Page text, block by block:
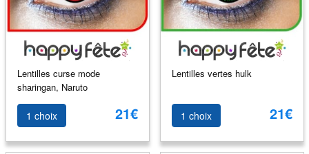
Lentilles curse mode
sharingan, Naruto
1 choix 21€
Lentilles vertes hulk
1 choix 21€